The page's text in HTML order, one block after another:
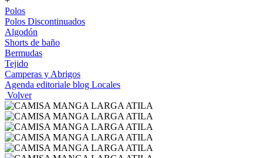
Polos
Polos Discontinuados
Algodón
Shorts de baño
Bermudas
Tejido
Camperas y Abrigos
Agenda editoriale blog Locales
Volver